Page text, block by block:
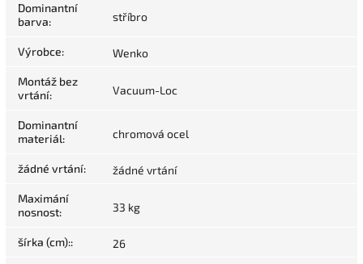
Dominantní
barva: stříbro
Výrobce: Wenko
Montáž bez
vrtání: Vacuum-Loc
Dominantní
materiál: chromová ocel
žádné vrtání: žádné vrtání
Maximání
nosnost: 33 kg
šírka (cm):: 26